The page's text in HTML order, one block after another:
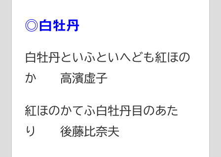
◎白牡丹
白牡丹といふといへども紅ほの
か 高濱虚子
紅ほのかてふ白牡丹目のあた
り 後藤比奈夫